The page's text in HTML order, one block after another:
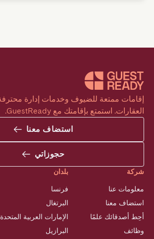
العقارات. استمتع بإقامتك مع GuestReady.
استضاف معنا
حجوزاتي
شركة
معلومات عنا
استضاف معنا
أحِط أصدقائك علمًا
وظائف
بلدان
فرنسا
البرتغال
الإمارات العربية المتحدة
البرازيل